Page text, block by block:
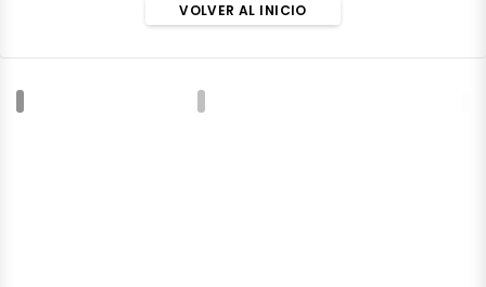
VOLVER AL INICIO